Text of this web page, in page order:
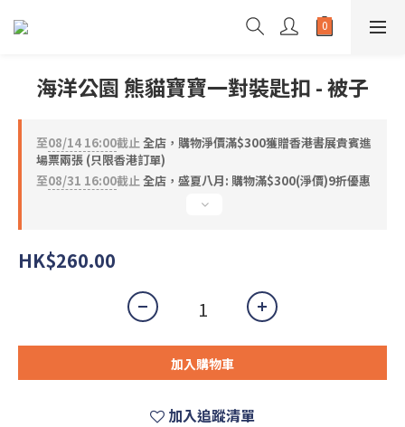
海洋公園 熊貓寶寶一對裝匙扣 - 被子
至08/14 16:00截止全店，購物淨價滿$300獲贈香港書展貴賓進
場票兩張 (只限香港訂單)
至08/31 16:00截止全店，盛夏八月: 購物滿$300(淨價)9折優惠
HK$260.00
加入購物車
加入追蹤清單